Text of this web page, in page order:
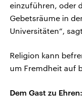
einzuführen, oder
Gebetsräume in
Universitäten“,
Religion kann
um Fremdheit auf
Dem Gast zu